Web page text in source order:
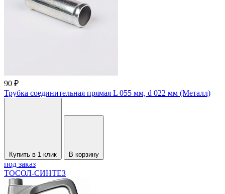
90 ₽
Трубка соединительная прямая L 055 мм, d 022 мм (Металл)
Купить в 1 клик В корзину
под заказ
ТОСОЛ-СИНТЕЗ